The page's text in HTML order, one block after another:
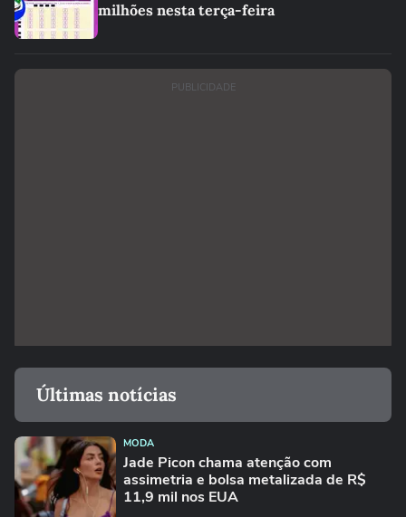
milhões nesta terça-feira
PUBLICIDADE
Últimas notícias
MODA
Jade Picon chama atenção com
assimetria e bolsa metalizada de R$
11,9 mil nos EUA